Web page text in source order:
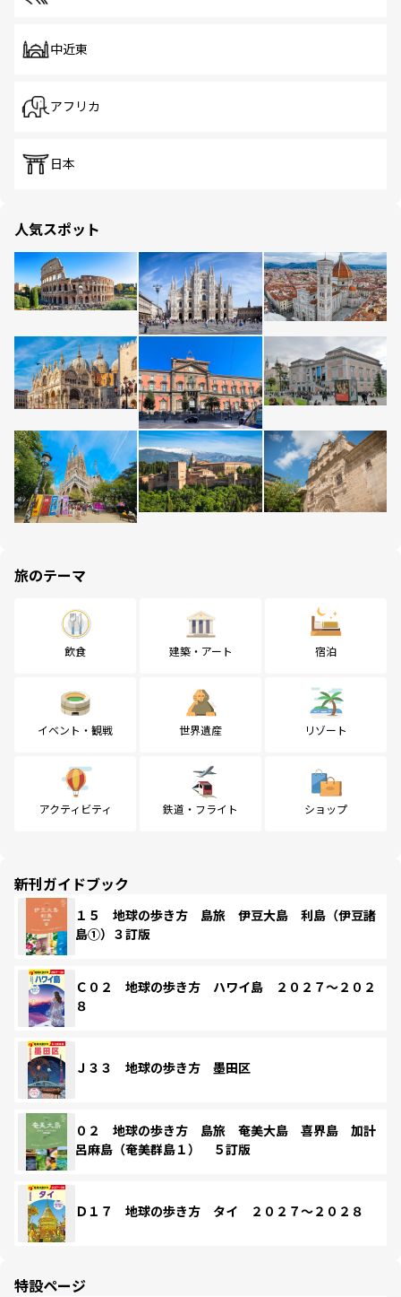
中近東
アフリカ
日本
人気スポット
旅のテーマ
飲食 建築・アート 宿泊
イベント・観戦 世界遺産 リゾート
アクティビティ 鉄道・フライト ショップ
新刊ガイドブック
１５ 地球の歩き方 島旅 伊豆大島 利島（伊豆諸
島①）３訂版
Ｃ０２ 地球の歩き方 ハワイ島 ２０２７～２０２
８
Ｊ３３ 地球の歩き方 墨田区
０２ 地球の歩き方 島旅 奄美大島 喜界島 加計
呂麻島（奄美群島１） ５訂版
Ｄ１７ 地球の歩き方 タイ ２０２７～２０２８
特設ページ